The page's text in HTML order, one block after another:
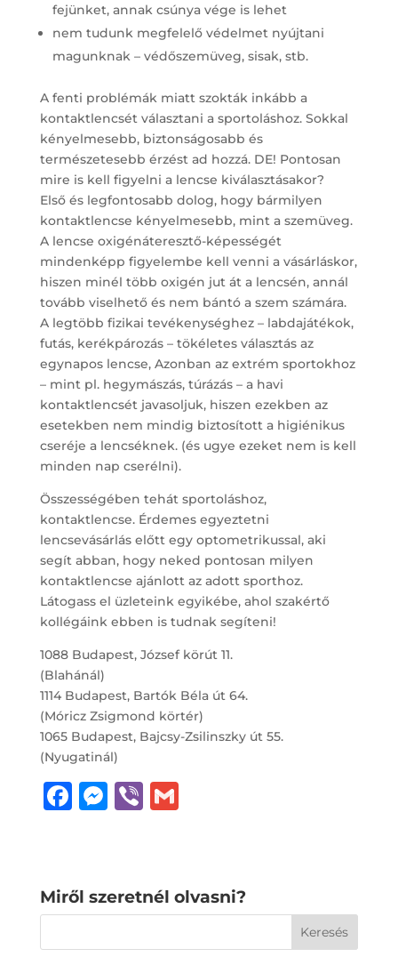
fejünket, annak csúnya vége is lehet
nem tudunk megfelelő védelmet nyújtani
magunknak – védőszemüveg, sisak, stb.
A fenti problémák miatt szokták inkább a
kontaktlencsét választani a sportoláshoz. Sokkal
kényelmesebb, biztonságosabb és
természetesebb érzést ad hozzá. DE! Pontosan
mire is kell figyelni a lencse kiválasztásakor?
Első és legfontosabb dolog, hogy bármilyen
kontaktlencse kényelmesebb, mint a szemüveg.
A lencse oxigénáteresztő-képességét
mindenképp figyelembe kell venni a vásárláskor,
hiszen minél több oxigén jut át a lencsén, annál
tovább viselhető és nem bántó a szem számára.
A legtöbb fizikai tevékenységhez – labdajátékok,
futás, kerékpározás – tökéletes választás az
egynapos lencse, Azonban az extrém sportokhoz
– mint pl. hegymászás, túrázás – a havi
kontaktlencsét javasoljuk, hiszen ezekben az
esetekben nem mindig biztosított a higiénikus
cseréje a lencséknek. (és ugye ezeket nem is kell
minden nap cserélni).
Összességében tehát sportoláshoz,
kontaktlencse. Érdemes egyeztetni
lencsevásárlás előtt egy optometrikussal, aki
segít abban, hogy neked pontosan milyen
kontaktlencse ajánlott az adott sporthoz.
Látogass el üzleteink egyikébe, ahol szakértő
kollégáink ebben is tudnak segíteni!
1088 Budapest, József körút 11.
(Blahánál)
1114 Budapest, Bartók Béla út 64.
(Móricz Zsigmond körtér)
1065 Budapest, Bajcsy-Zsilinszky út 55.
(Nyugatinál)
F
e
b
M
n
Vi G
l
Miről szeretnél olvasni?